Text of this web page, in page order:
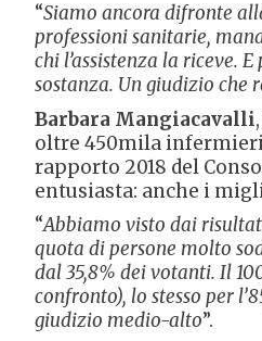
“Siamo ancora difronte
professioni sanitarie,
chi l’assistenza la riceve.
sostanza. Un giudizio che
Barbara Mangiacavalli
oltre 450mila
rapporto 2018 del
entusiasta: anche i
“Abbiamo visto dai
quota di persone molto
dal 35,8% dei votanti. Il
confronto), lo stesso per
giudizio medio-alto”.